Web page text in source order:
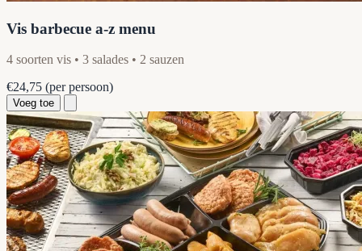
Vis barbecue a-z menu
4 soorten vis • 3 salades • 2 sauzen
€24,75 (per persoon)
Voeg toe